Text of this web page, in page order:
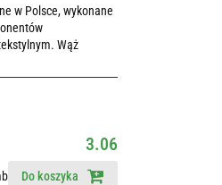
w Polsce, wykonane
Wąż
3.06
Do koszyka